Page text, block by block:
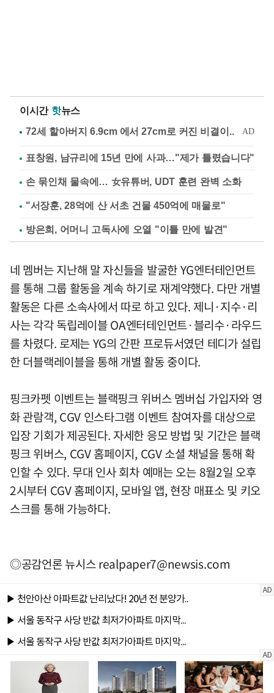
이시간 핫뉴스
표창원, 남규리에 15년 만에 사과…"제가 틀렸습니다"
손 묶인채 물속에… 女유튜버, UDT 훈련 완벽 소화
"서장훈, 28억에 산 서초 건물 450억에 매물로"
방은희, 어머니 고독사에 오열 "이틀 만에 발견"
네 멤버는 지난해 말 자신들을 발굴한 YG엔터테인먼트
를 통해 그룹 활동을 계속 하기로 재계약했다. 다만 개별
활동은 다른 소속사에서 따로 하고 있다. 제니·지수·리
사는 각각 독립레이블 OA엔터테인먼트·블리수·라우드
를 차렸다. 로제는 YG의 간판 프로듀서였던 테디가 설립
한 더블랙레이블을 통해 개별 활동 중이다.
핑크카펫 이벤트는 블랙핑크 위버스 멤버십 가입자와 영
화 관람객, CGV 인스타그램 이벤트 참여자를 대상으로
입장 기회가 제공된다. 자세한 응모 방법 및 기간은 블랙
핑크 위버스, CGV 홈페이지, CGV 소셜 채널을 통해 확
인할 수 있다. 무대 인사 회차 예매는 오는 8월2일 오후
2시부터 CGV 홈페이지, 모바일 앱, 현장 매표소 및 키오
스크를 통해 가능하다.
◎공감언론 뉴시스realpaper7@newsis.com